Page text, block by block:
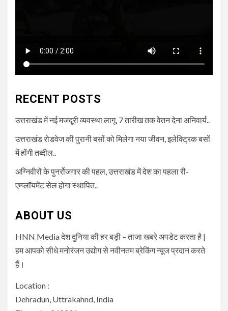
RECENT POSTS
उत्तराखंड में नई मजदूरी व्यवस्था लागू, 7 तारीख तक वेतन देना अनिवार्य..
उत्तराखंड रोडवेज की पुरानी बसों को मिलेगा नया जीवन, इलेक्ट्रिक बसों
में होंगी तब्दील..
अग्निवीरों के पुनर्रोजगार की पहल, उत्तराखंड में देश का पहला री-
एम्प्लॉयमेंट सेल होगा स्थापित..
ABOUT US
HNN Media देश दुनिया की हर बड़ी – ताजा खबरे अपडेट करता है |
हम आपको सीधे मनोरंजन उद्योग से नवीनतम ब्रेकिंग न्यूज प्रदान करते
हैं।
Location :
Dehradun, Uttrakahnd, India